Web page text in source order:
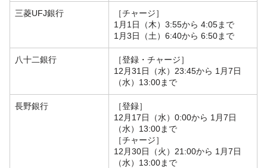
三菱UFJ銀行
［チャージ］
1月1日（木）3:55から 4:05まで
1月3日（土）6:40から 6:50まで
八十二銀行
［登録・チャージ］
12月31日（水）23:45から 1月7日
（水）13:00まで
長野銀行
［登録］
12月17日（水）0:00から 1月7日
（水）13:00まで
［チャージ］
12月30日（火）21:00から 1月7日
（水）13:00まで